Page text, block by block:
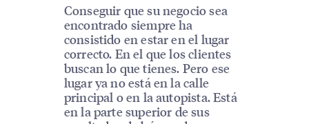
Conseguir que su negocio sea
encontrado siempre ha
consistido en estar en el lugar
correcto. En el que los clientes
buscan lo que tienes. Pero ese
lugar ya no está en la calle
principal o en la autopista. Está
en la parte superior de sus